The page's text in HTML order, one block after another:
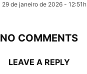
29 de janeiro de 2026 - 12:51h
NO COMMENTS
LEAVE A REPLY